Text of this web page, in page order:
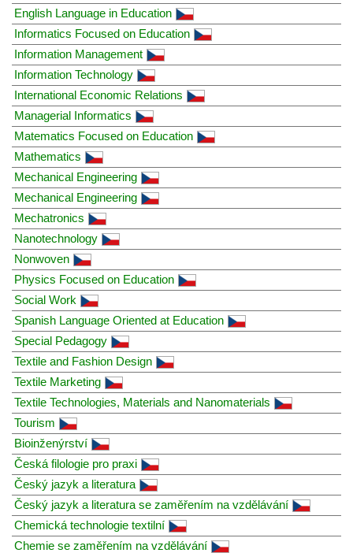
English Language in Education
Informatics Focused on Education
Information Management
Information Technology
International Economic Relations
Managerial Informatics
Matematics Focused on Education
Mathematics
Mechanical Engineering
Mechanical Engineering
Mechatronics
Nanotechnology
Nonwoven
Physics Focused on Education
Social Work
Spanish Language Oriented at Education
Special Pedagogy
Textile and Fashion Design
Textile Marketing
Textile Technologies, Materials and Nanomaterials
Tourism
Bioinženýrství
Česká filologie pro praxi
Český jazyk a literatura
Český jazyk a literatura se zaměřením na vzdělávání
Chemická technologie textilní
Chemie se zaměřením na vzdělávání